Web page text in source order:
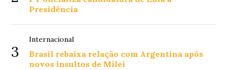
Presidência
3
Internacional
Brasil rebaixa relação com Argentina após
novos insultos de Milei